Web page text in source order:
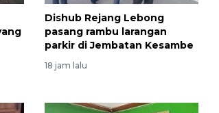
Dishub Rejang Lebong
pasang rambu larangan
parkir di Jembatan Kesambe
18 jam lalu